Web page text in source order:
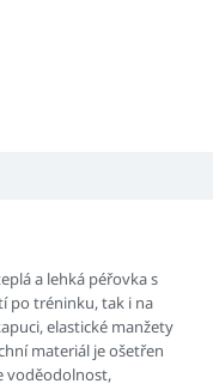
a lehká péřovka s
po tréninku, tak i na
elastické manžety
materiál je ošetřen
voděodolnost,